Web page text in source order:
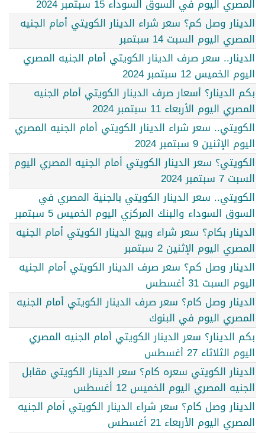
المصري اليوم في السوق السوداء 15 سبتمبر 2024
الدينار وصل كم؟ سعر شراء الدينار الكويتي أمام الجنيه
المصري اليوم السبت 14 سبتمبر
الدينار.. سعر صرف الدينار الكويتي أمام الجنيه المصري
اليوم الخميس 12 سبتمبر 2024
بكم الدينار؟ أسعار صرف الدينار الكويتي أمام الجنيه
المصري اليوم الأربعاء 11 سبتمبر 2024
الكويتي.. سعر شراء الدينار الكويتي أمام الجنيه المصري
اليوم الإثنين 9 سبتمبر 2024
الكويتي؟ سعر الدينار الكويتي أمام الجنيه المصري اليوم
السبت 7 سبتمبر 2024
الكويتي.. سعر الدينار الكويتي بالجنية المصري في
السوق السوداء والبنك المركزي اليوم الخميس 5 سبتمبر
الدينار بكام؟ سعر شراء وبيع الدينار الكويتي أمام الجنيه
المصري اليوم الإثنين 2 سبتمبر
الدينار وصل كم؟ سعر صرف الدينار الكويتي أمام الجنيه
اليوم السبت 31 أغسطس
الدينار وصل كام؟ سعر صرف الدينار الكويتي أمام الجنيه
المصري اليوم في البنوك
بكم الدينار؟ سعر الدينار الكويتي أمام الجنيه المصري
اليوم الثلاثاء 27 أغسطس
الدينار الكويتي سعره كام؟ سعر الدينار الكويتي مقابل
الجنيه المصري اليوم الخميس 12 أغسطس
الدينار وصل كام؟ سعر شراء الدينار الكويتي أمام الجنيه
المصري اليوم الأربعاء 21 أغسطس